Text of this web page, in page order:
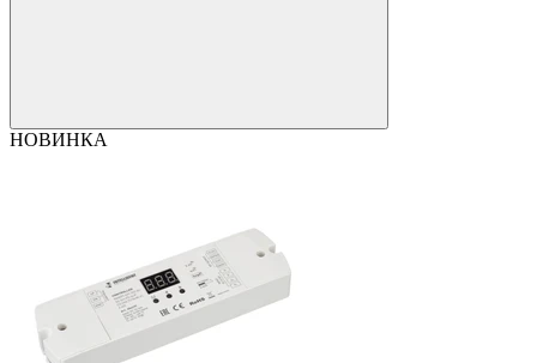
НОВИНКА